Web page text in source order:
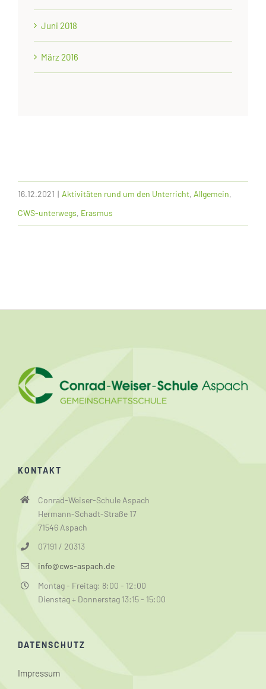
Juni 2018
März 2016
16.12.2021 | Aktivitäten rund um den Unterricht, Allgemein,
CWS-unterwegs, Erasmus
KONTAKT
Conrad-Weiser-Schule Aspach
Hermann-Schadt-Straße 17
71546 Aspach
07191 / 20313
info@cws-aspach.de
Montag - Freitag: 8:00 - 12:00
Dienstag + Donnerstag 13:15 - 15:00
DATENSCHUTZ
Impressum